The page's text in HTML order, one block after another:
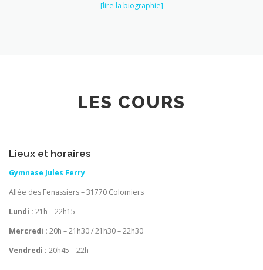
[lire la biographie]
LES COURS
Lieux et horaires
Gymnase Jules Ferry
Allée des Fenassiers – 31770 Colomiers
Lundi : 21h – 22h15
Mercredi : 20h – 21h30 / 21h30 – 22h30
Vendredi : 20h45 – 22h